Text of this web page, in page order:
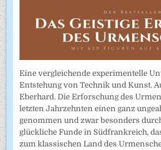
Eine vergleichende experimentelle
Entstehung von Technik und Kunst.
Eberhard. Die Erforschung des
letzten Jahrzehnten einen ganz
genommen und zwar besonders
glückliche Funde in Südfrankreich,
zum klassischen Land des